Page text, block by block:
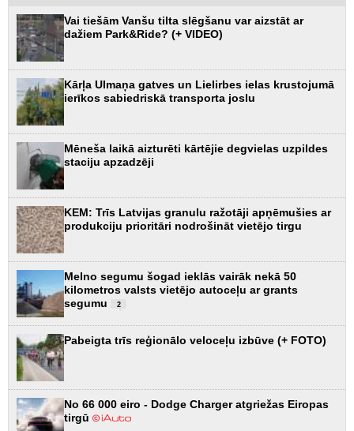
Vai tiešām Vanšu tilta slēgšanu var aizstāt ar
dažiem Park&Ride? (+ VIDEO)
Kārļa Ulmaņa gatves un Lielirbes ielas krustojumā
ierīkos sabiedriskā transporta joslu
Mēneša laikā aizturēti kārtējie degvielas uzpildes
staciju apzadzēji
KEM: Trīs Latvijas granulu ražotāji apņēmušies ar
produkciju prioritāri nodrošināt vietējo tirgu
Melno segumu šogad ieklās vairāk nekā 50
kilometros valsts vietējo autoceļu ar grants
segumu
2
Pabeigta trīs reģionālo veloceļu izbūve (+ FOTO)
No 66 000 eiro - Dodge Charger atgriežas Eiropas
tirgū